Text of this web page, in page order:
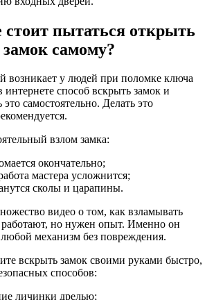
пытаться открыть
замок самому?
возникает у людей при поломке ключа
способ вскрыть замок и
это самостоятельно. Делать это
взлом замка:
окончательно;
мастера усложнится;
сколы и царапины.
видео о том, как взламывать
но нужен опыт. Именно он
механизм без повреждения.
вскрыть замок своими руками быстро,
способов:
личинки дрелью;